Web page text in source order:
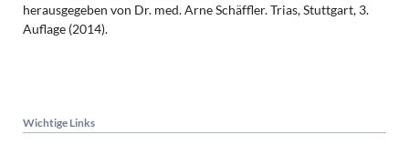
herausgegeben von Dr. med. Arne Schäffler. Trias, Stuttgart, 3.
Auflage (2014).
Wichtige Links